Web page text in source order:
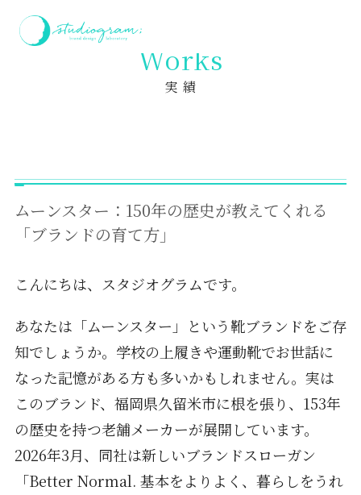
ホーム
ムーンスター：150年の歴史が教えてくれる「ブランドの育て方」
Works
実 績
ムーンスター：150年の歴史が教えてくれる
「ブランドの育て方」
こんにちは、スタジオグラムです。
あなたは「ムーンスター」という靴ブランドをご存
知でしょうか。学校の上履きや運動靴でお世話に
なった記憶がある方も多いかもしれません。実は
このブランド、福岡県久留米市に根を張り、153年
の歴史を持つ老舗メーカーが展開しています。
2026年3月、同社は新しいブランドスローガン
「Better Normal. 基本をよりよく、暮らしをうれ